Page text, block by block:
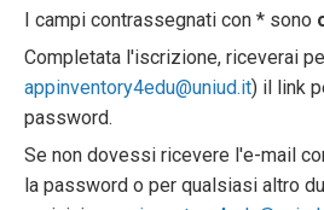
I campi contrassegnati con * sono
Completata l'iscrizione, riceverai
appinventory4edu@uniud.it) il link
password.
Se non dovessi ricevere l'e-mail
la password o per qualsiasi altro